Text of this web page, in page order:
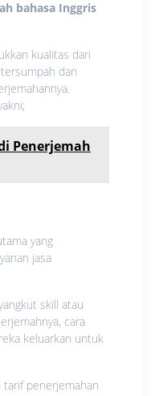
bahasa Inggris
kualitas dari
dan
Penerjemah
yang
jasa
skill atau
cara
keluarkan untuk
tarif penerjemahan